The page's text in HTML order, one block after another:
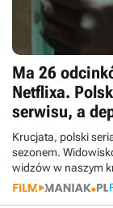
Ma 26
Netflixa.
serwisu, a
Krucjata, polski
sezonem.
widzów w naszym